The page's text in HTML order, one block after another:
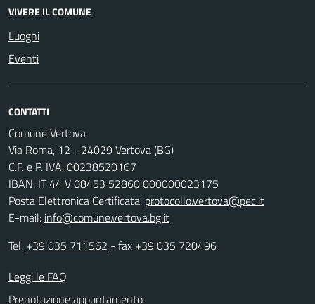
VIVERE IL COMUNE
Luoghi
Eventi
CONTATTI
Comune Vertova
Via Roma, 12 - 24029 Vertova (BG)
C.F. e P. IVA: 00238520167
IBAN: IT 44 V 08453 52860 000000023175
Posta Elettronica Certificata: protocollo.vertova@pec.it
E-mail: info@comune.vertova.bg.it
Tel. +39 035 711562 - fax +39 035 720496
Leggi le FAQ
Prenotazione appuntamento